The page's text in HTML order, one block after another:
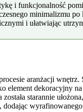
i funkcjonalność
minimalizmu po
i ułatwiając
aranżacji
element dekoracyjny
starannie